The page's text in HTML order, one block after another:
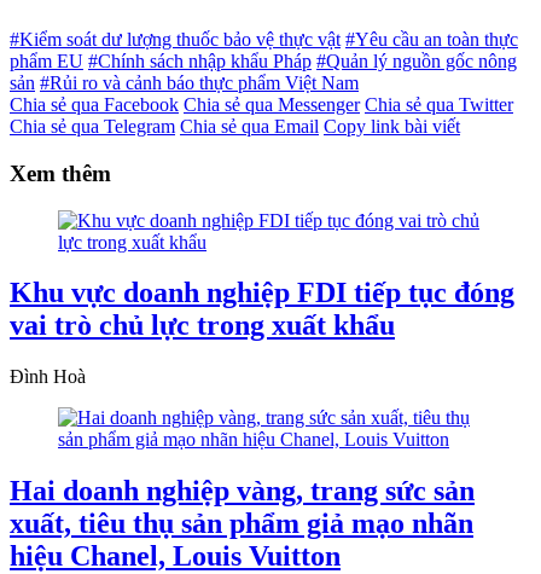
#Kiểm soát dư lượng thuốc bảo vệ thực vật #Yêu cầu an toàn thực
phẩm EU #Chính sách nhập khẩu Pháp #Quản lý nguồn gốc nông
sản #Rủi ro và cảnh báo thực phẩm Việt Nam
Chia sẻ qua Facebook Chia sẻ qua Messenger Chia sẻ qua Twitter
Chia sẻ qua Telegram Chia sẻ qua Email Copy link bài viết
Xem thêm
Khu vực doanh nghiệp FDI tiếp tục đóng
vai trò chủ lực trong xuất khẩu
Đình Hoà
Hai doanh nghiệp vàng, trang sức sản
xuất, tiêu thụ sản phẩm giả mạo nhãn
hiệu Chanel, Louis Vuitton